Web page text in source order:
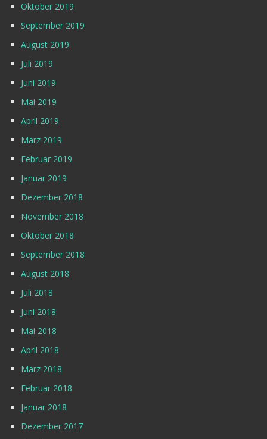
Oktober 2019
September 2019
August 2019
Juli 2019
Juni 2019
Mai 2019
April 2019
März 2019
Februar 2019
Januar 2019
Dezember 2018
November 2018
Oktober 2018
September 2018
August 2018
Juli 2018
Juni 2018
Mai 2018
April 2018
März 2018
Februar 2018
Januar 2018
Dezember 2017